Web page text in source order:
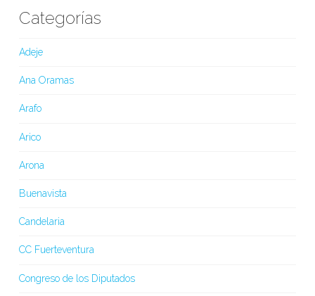
Categorías
Adeje
Ana Oramas
Arafo
Arico
Arona
Buenavista
Candelaria
CC Fuerteventura
Congreso de los Diputados